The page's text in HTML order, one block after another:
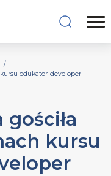
/
edukator-developer
kursu